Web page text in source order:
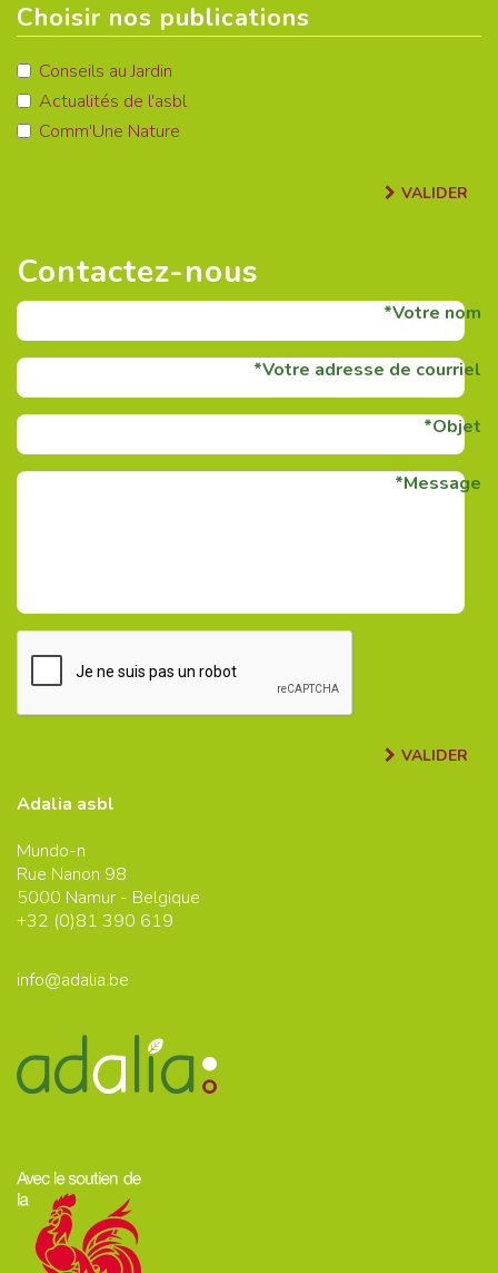
Choisir nos publications
Conseils au Jardin
Actualités de l'asbl
Comm'Une Nature
VALIDER
Contactez-nous
Votre nom
Votre adresse de courriel
Objet
Message
VALIDER
Adalia asbl
Mundo-n
Rue Nanon 98
5000 Namur - Belgique
+32 (0)81 390 619
info@adalia.be